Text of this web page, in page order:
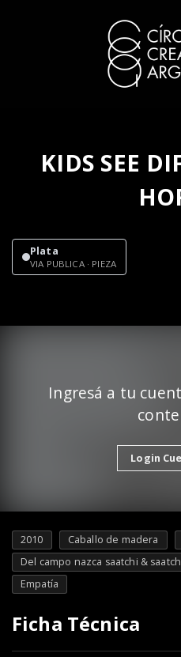
KIDS SEE
Plata
VIA PUBLICA · PIEZA
Ingresá a tu
Login
2010 Caballo de madera
Del campo nazca saatchi &
Empatía
Ficha Técnica